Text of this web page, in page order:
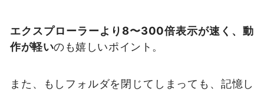
エクスプローラーより8〜300倍表示が速く、動
作が軽いのも嬉しいポイント。
また、もしフォルダを閉じてしまっても、記憶し